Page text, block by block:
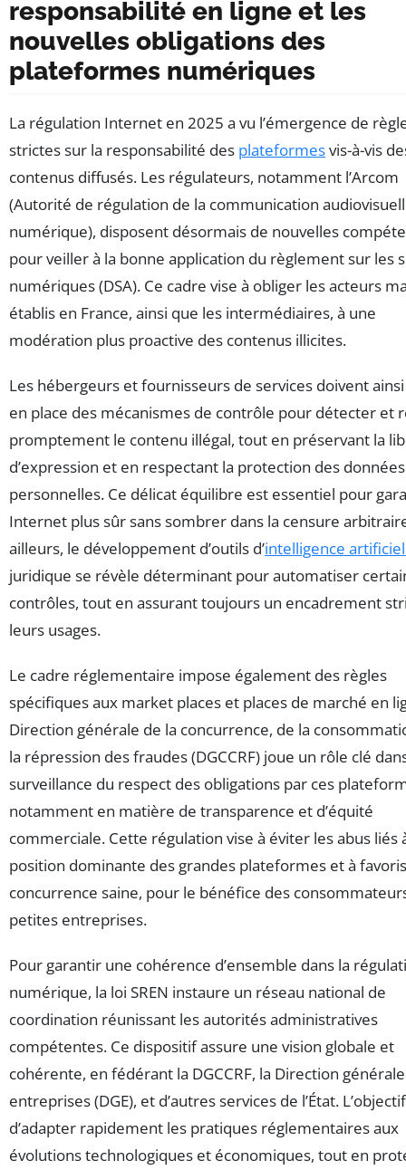
responsabilité en ligne et les
nouvelles obligations des
plateformes numériques
La régulation Internet en 2025 a vu l’émergence de
strictes sur la responsabilité des plateformesvis-à-vis
contenus diffusés. Les régulateurs, notamment l’Arcom
(Autorité de régulation de la communication
numérique), disposent désormais de nouvelles
pour veiller à la bonne application du règlement sur les
numériques (DSA). Ce cadre vise à obliger les acteurs
établis en France, ainsi que les intermédiaires, à une
modération plus proactive des contenus illicites.
Les hébergeurs et fournisseurs de services doivent
en place des mécanismes de contrôle pour détecter et
promptement le contenu illégal, tout en préservant la
d’expression et en respectant la protection des données
personnelles. Ce délicat équilibre est essentiel pour
Internet plus sûr sans sombrer dans la censure
ailleurs, le développement d’outils d’intelligence
juridique se révèle déterminant pour automatiser
contrôles, tout en assurant toujours un encadrement
leurs usages.
Le cadre réglementaire impose également des règles
spécifiques aux market places et places de marché en
Direction générale de la concurrence, de la
la répression des fraudes (DGCCRF) joue un rôle clé
surveillance du respect des obligations par ces
notamment en matière de transparence et d’équité
commerciale. Cette régulation vise à éviter les abus liés
position dominante des grandes plateformes et à
concurrence saine, pour le bénéfice des
petites entreprises.
Pour garantir une cohérence d’ensemble dans la
numérique, la loi SREN instaure un réseau national de
coordination réunissant les autorités administratives
compétentes. Ce dispositif assure une vision globale et
cohérente, en fédérant la DGCCRF, la Direction
entreprises (DGE), et d’autres services de l’État.
d’adapter rapidement les pratiques réglementaires aux
évolutions technologiques et économiques, tout en